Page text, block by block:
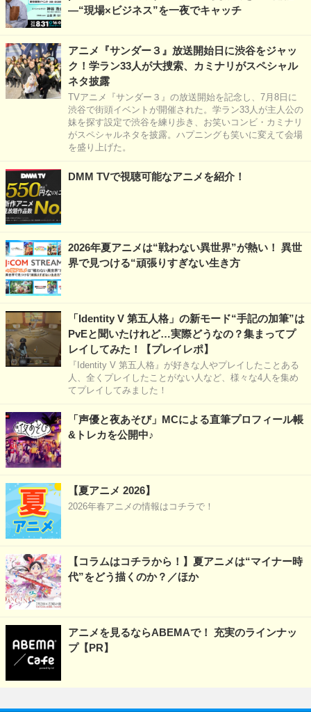
―“現場×ビジネス”を一夜でキャッチ
アニメ『サンダー３』放送開始日に渋谷をジャッ
ク！学ラン33人が大捜索、カミナリがスペシャル
ネタ披露
TVアニメ『サンダー３』の放送開始を記念し、7月8日に
渋谷で街頭イベントが開催された。学ラン33人が主人公の
妹を探す設定で渋谷を練り歩き、お笑いコンビ・カミナリ
がスペシャルネタを披露。ハプニングも笑いに変えて会場
を盛り上げた。
DMM TVで視聴可能なアニメを紹介！
2026年夏アニメは“戦わない異世界”が熱い！ 異世
界で見つける“頑張りすぎない生き方
「Identity V 第五人格」の新モード“手記の加筆”は
PvEと聞いたけれど…実際どうなの？集まってプ
レイしてみた！【プレイレポ】
『Identity V 第五人格』が好きな人やプレイしたことある
人、全くプレイしたことがない人など、様々な4人を集め
てプレイしてみました！
「声優と夜あそび」MCによる直筆プロフィール帳
&トレカを公開中♪
【夏アニメ 2026】
2026年春アニメの情報はコチラで！
【コラムはコチラから！】夏アニメは“マイナー時
代”をどう描くのか？／ほか
アニメを見るならABEMAで！ 充実のラインナッ
プ【PR】